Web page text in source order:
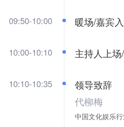
09:50-10:00 暖场/嘉宾
10:00-10:10 主持人上
10:10-10:35
领导致辞
代柳梅
中国文化娱乐